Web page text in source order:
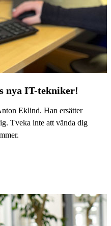
nya IT-tekniker!
Eklind. Han ersätter
Tveka inte att vända dig